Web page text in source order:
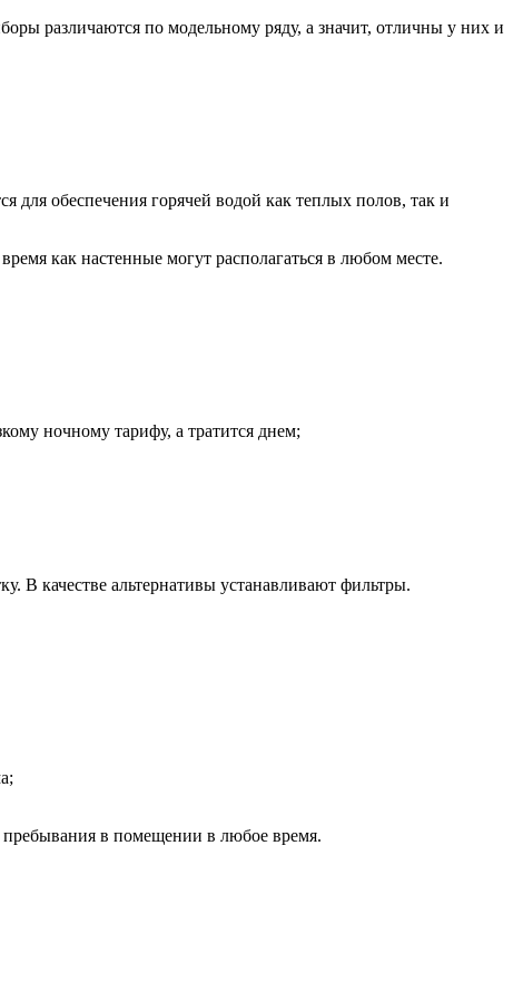
различаются по модельному ряду, а значит, отличны у них и
обеспечения горячей водой как теплых полов, так и
как настенные могут располагаться в любом месте.
ночному тарифу, а тратится днем;
В качестве альтернативы устанавливают фильтры.
в помещении в любое время.